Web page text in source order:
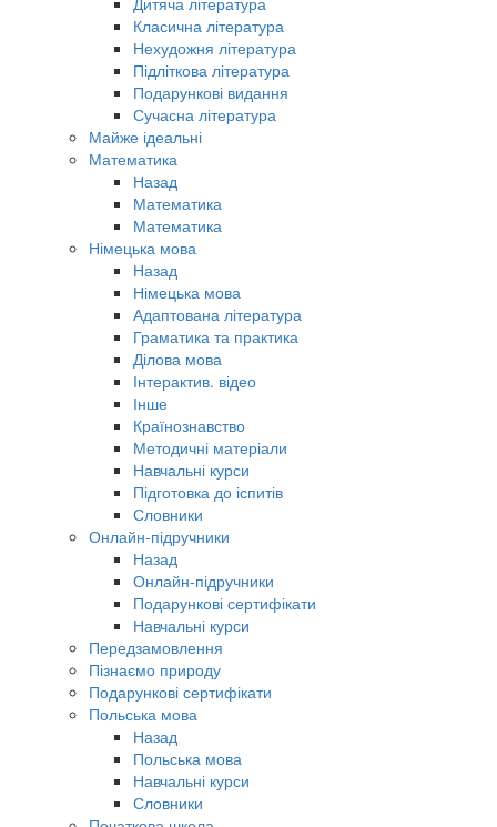
Класична література
Нехудожня література
Підліткова література
Подарункові видання
Сучасна література
Майже ідеальні
Математика
Назад
Математика
Математика
Німецька мова
Назад
Німецька мова
Адаптована література
Граматика та практика
Ділова мова
Інтерактив. відео
Інше
Країнознавство
Методичні матеріали
Навчальні курси
Підготовка до іспитів
Словники
Онлайн-підручники
Назад
Онлайн-підручники
Подарункові сертифікати
Навчальні курси
Передзамовлення
Пізнаємо природу
Подарункові сертифікати
Польська мова
Назад
Польська мова
Навчальні курси
Словники